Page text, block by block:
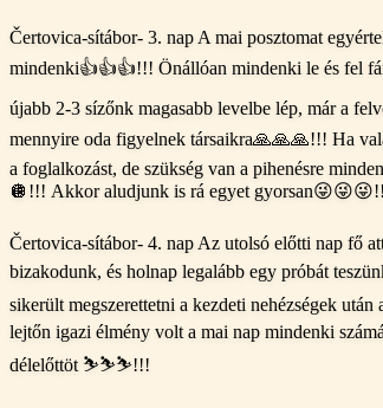
Čertovica-sítábor- 3. nap A mai posztomat
mindenki👍👍👍!!! Önállóan mindenki le és fel
újabb 2-3 sízőnk magasabb levelbe lép, már a
mennyire oda figyelnek társaikra🙏🙏🙏!!! Ha
a foglalkozást, de szükség van a pihenésre
🪩!!! Akkor aludjunk is rá egyet
Čertovica-sítábor- 4. nap Az utolsó előtti nap fő
bizakodunk, és holnap legalább egy próbát
sikerült megszerettetni a kezdeti nehézségek
lejtőn igazi élmény volt a mai nap mindenki
délelőttöt ⛷️⛷️⛷️!!!